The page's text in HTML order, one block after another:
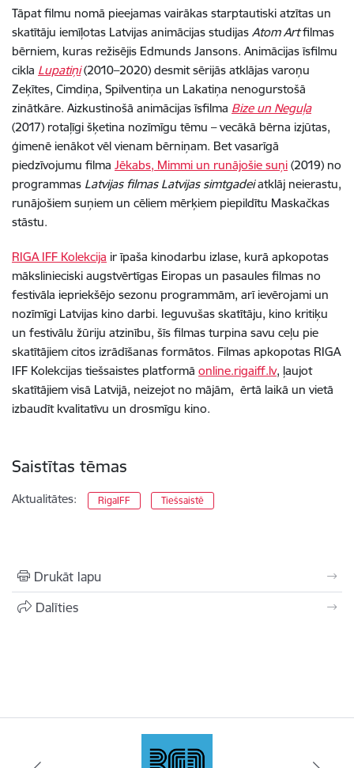
Tāpat filmu nomā pieejamas vairākas starptautiski atzītas un
skatītāju iemīļotas Latvijas animācijas studijas Atom Artfilmas
bērniem, kuras režisējis Edmunds Jansons. Animācijas īsfilmu
cikla Lupatiņi(2010–2020) desmit sērijās atklājas varoņu
Zeķītes, Cimdiņa, Spilventiņa un Lakatiņa nenogurstošā
zinātkāre. Aizkustinošā animācijas īsfilma Bize un Neguļa
(2017) rotaļīgi šķetina nozīmīgu tēmu – vecākā bērna izjūtas,
ģimenē ienākot vēl vienam bērniņam. Bet vasarīgā
piedzīvojumu filma Jēkabs, Mimmi un runājošie suņi (2019) no
programmas Latvijas filmas Latvijas simtgadeiatklāj neierastu,
runājošiem suņiem un cēliem mērķiem piepildītu Maskačkas
stāstu.
RIGA IFF Kolekcija ir īpaša kinodarbu izlase, kurā apkopotas
mākslinieciski augstvērtīgas Eiropas un pasaules filmas no
festivāla iepriekšējo sezonu programmām, arī ievērojami un
nozīmīgi Latvijas kino darbi. Ieguvušas skatītāju, kino kritiķu
un festivālu žūriju atzinību, šīs filmas turpina savu ceļu pie
skatītājiem citos izrādīšanas formātos. Filmas apkopotas RIGA
IFF Kolekcijas tiešsaistes platformā online.rigaiff.lv, ļaujot
skatītājiem visā Latvijā, neizejot no mājām, ērtā laikā un vietā
izbaudīt kvalitatīvu un drosmīgu kino.
Saistītas tēmas
Aktualitātes: RigaIFF Tiešsaistē
Drukāt lapu
Dalīties